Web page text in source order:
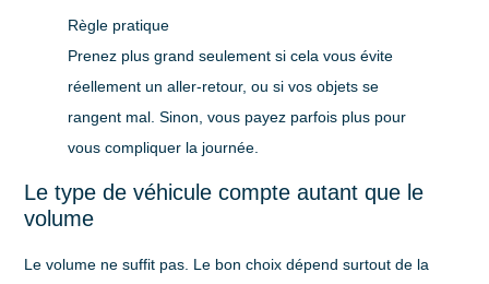
Règle pratique
Prenez plus grand seulement si cela vous évite
réellement un aller-retour, ou si vos objets se
rangent mal. Sinon, vous payez parfois plus pour
vous compliquer la journée.
Le type de véhicule compte autant que le
volume
Le volume ne suffit pas. Le bon choix dépend surtout de la